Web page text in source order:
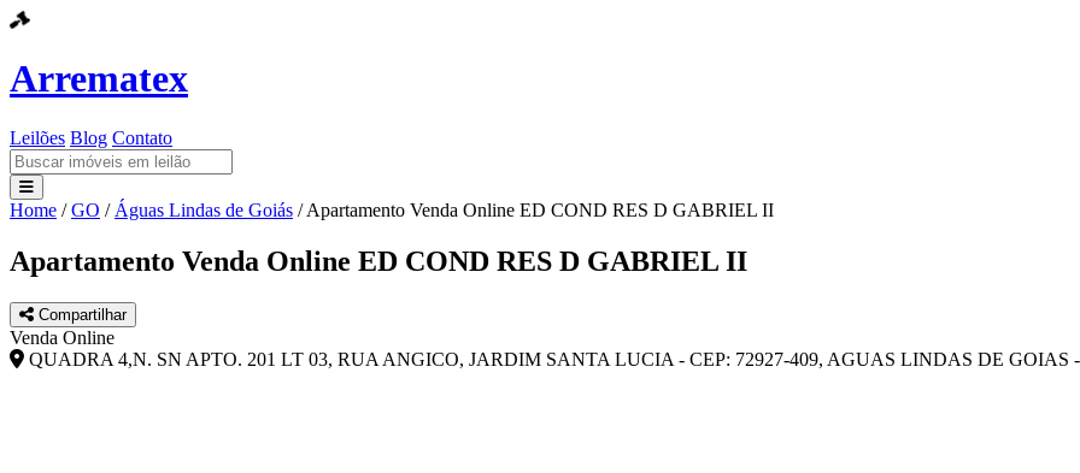
Arrematex
Leilões Blog Contato
Leilões
Blog
Contato
Home / GO / Águas Lindas de Goiás / Apartamento Venda Online ED COND RES D GABRIEL II
Apartamento Venda Online ED COND RES D GABRIEL II
Compartilhar
Venda Online
QUADRA 4,N. SN APTO. 201 LT 03, RUA ANGICO, JARDIM SANTA LUCIA - CEP: 72927-409, AGUAS LINDAS DE GOIAS